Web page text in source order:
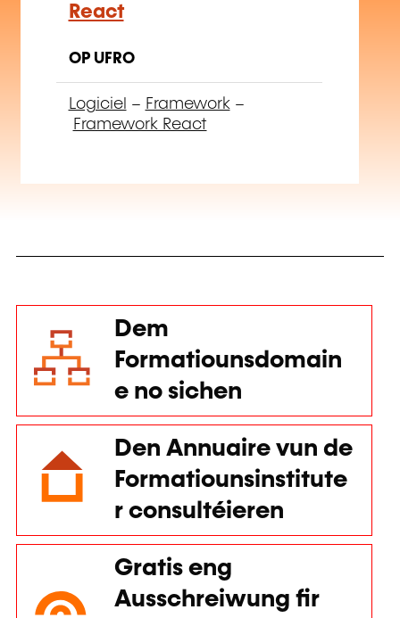
React
OP UFRO
Logiciel – Framework–
Framework React
Dem
Formatiounsdomain
e no sichen
Den Annuaire vun de
Formatiounsinstitute
r consultéieren
Gratis eng
Ausschreiwung fir